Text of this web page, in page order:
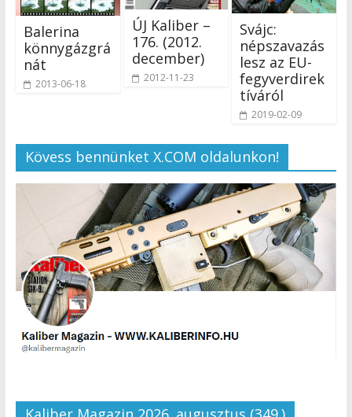
Balerina
könnygázgrá
nát
2013-06-18
ÚJ Kaliber –
176. (2012.
december)
2012-11-23
Svájc:
népszavazás
lesz az EU-
fegyverdirek
tíváról
2019-02-09
Kövess bennünket X.COM oldalunkon!